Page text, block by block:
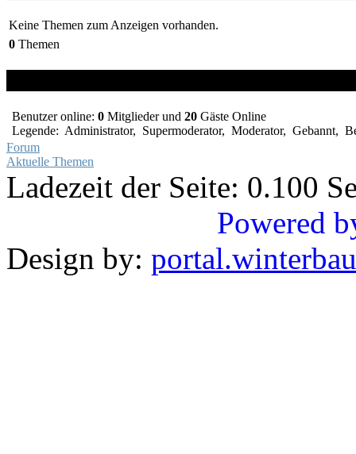
Keine Themen zum Anzeigen vorhanden.
0 Themen
Benutzer online: 0 Mitglieder und 20 Gäste Online
Legende: Administrator, Supermoderator, Moderator, Gebannt,
Forum
Aktuelle Themen
Ladezeit der Seite: 0.100
Powered
Design by: